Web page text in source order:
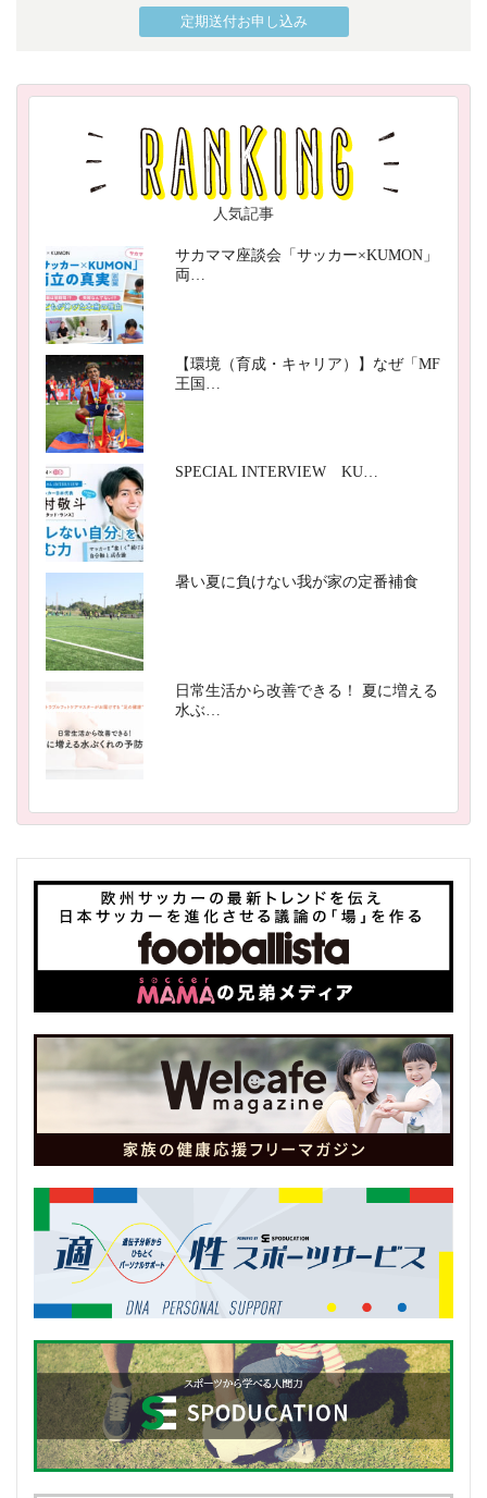
定期送付お申し込み
人気記事
サカママ座談会「サッカー×KUMON」
両…
【環境（育成・キャリア）】なぜ「MF
王国…
SPECIAL INTERVIEW KU…
暑い夏に負けない我が家の定番補食
日常生活から改善できる！ 夏に増える
水ぶ…